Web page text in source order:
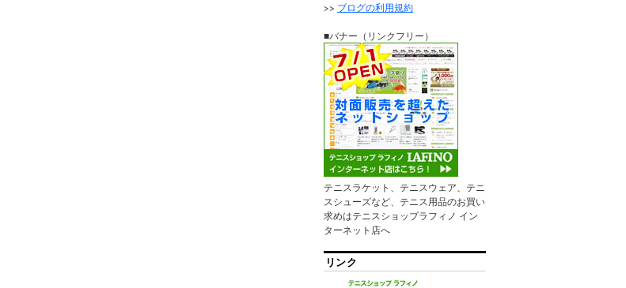
>> ブログの利用規約
■バナー（リンクフリー）
テニスラケット、テニスウェア、テニ
スシューズなど、テニス用品のお買い
求めはテニスショップラフィノ イン
ターネット店へ
リンク